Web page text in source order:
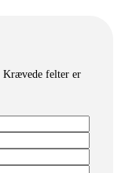
Krævede felter er